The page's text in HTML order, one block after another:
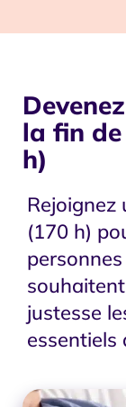
la fin
h)
Rejoignez
(170 h)
justesse
essentiels